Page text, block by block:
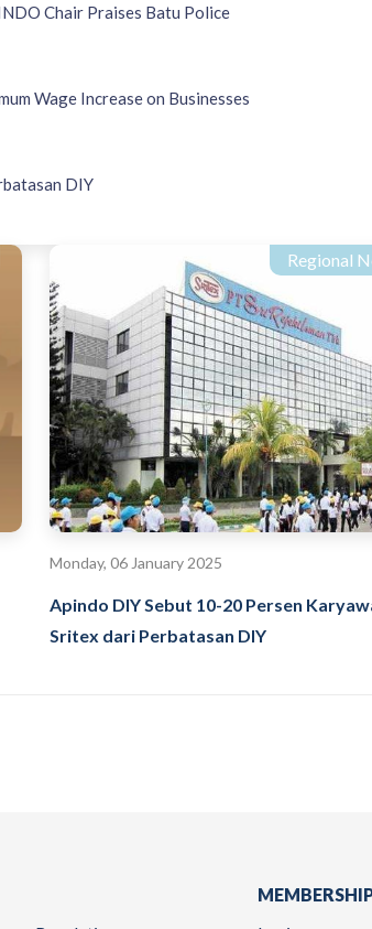
Chair Praises Batu Police
Wage Increase on Businesses
DIY
Regional
Monday, 06 January 2025
Apindo DIY Sebut 10-20 Persen
Sritex dari Perbatasan DIY